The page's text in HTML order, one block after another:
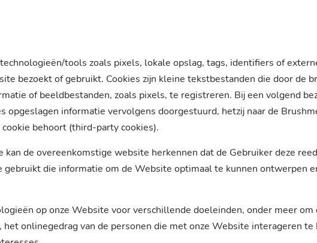
tools zoals pixels, lokale opslag, tags, identifiers of
bezoekt of gebruikt. Cookies zijn kleine tekstbestanden die door de
of beeldbestanden, zoals pixels, te registreren. Bij een volgend
opgeslagen informatie vervolgens doorgestuurd, hetzij naar de
behoort (third-party cookies).
de overeenkomstige website herkennen dat de Gebruiker deze
die informatie om de Website optimaal te kunnen ontwerpen
op onze Website voor verschillende doeleinden, onder meer
onlinegedrag van de personen die met onze Website interageren te